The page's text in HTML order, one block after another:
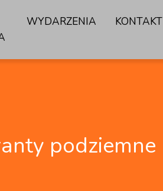
WYDARZENIA KONTAKT
podziemne